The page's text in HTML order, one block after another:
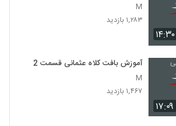
۱۴:۳۰
M
۱,۲۸۳ بازدید
۱۷:۰۹
آموزش بافت کلاه عثمانی قسمت 2
M
۱,۴۶۷ بازدید